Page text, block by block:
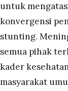
untuk
konvergensi
stunting.
semua pihak
kader
masyarakat